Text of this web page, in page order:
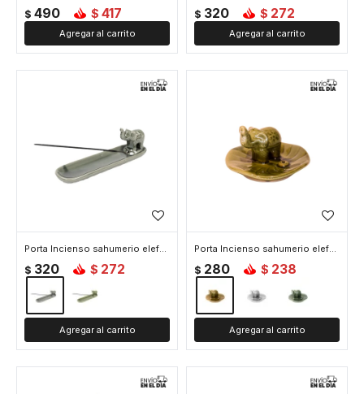
$ 490 $ 417 $ 320 $ 272
Porta Incienso sahumerio elefante - Gris
$ 320 $ 272
Porta Incienso sahumerio elefante redondo - Amarillo
$ 280 $ 238